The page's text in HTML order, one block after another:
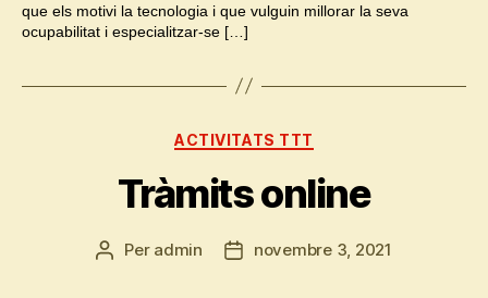
que els motivi la tecnologia i que vulguin millorar la seva
ocupabilitat i especialitzar-se […]
Categories
ACTIVITATS TTT
Tràmits online
Autor
Per admin
Datanovembre 3, 2021